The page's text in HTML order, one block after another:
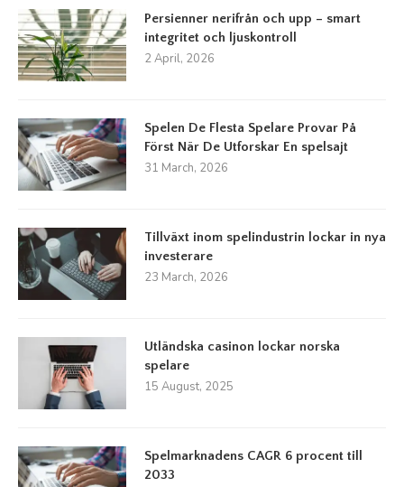
Persienner nerifrån och upp – smart
integritet och ljuskontroll
2 April, 2026
Spelen De Flesta Spelare Provar På
Först När De Utforskar En spelsajt
31 March, 2026
Tillväxt inom spelindustrin lockar in nya
investerare
23 March, 2026
Utländska casinon lockar norska
spelare
15 August, 2025
Spelmarknadens CAGR 6 procent till
2033